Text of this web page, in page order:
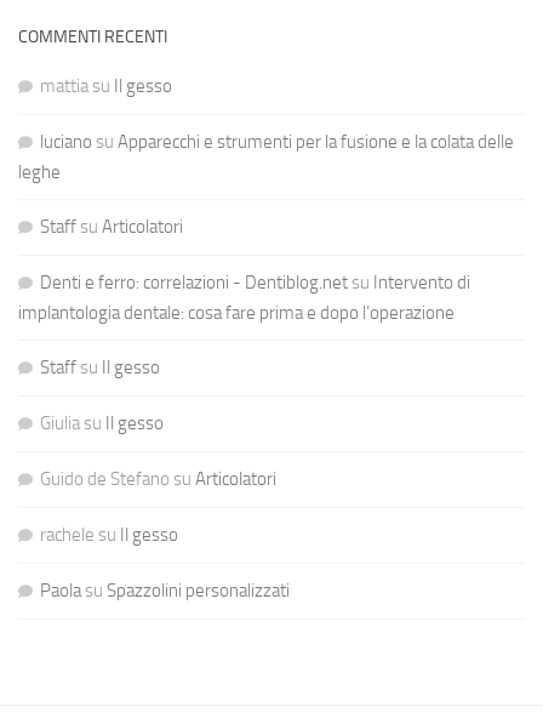
COMMENTI RECENTI
mattiasu Il gesso
luciano su Apparecchi e strumenti per la fusione e la colata delle
leghe
Staffsu Articolatori
Denti e ferro: correlazioni - Dentiblog.netsu Intervento di
implantologia dentale: cosa fare prima e dopo l’operazione
Staffsu Il gesso
Giuliasu Il gesso
Guido de Stefano su Articolatori
rachele su Il gesso
Paolasu Spazzolini personalizzati